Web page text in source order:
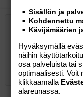
LihavoituKursivoituLista
Fontin koko
9
10
12
15
TekstiväriKirjasintyyli
Tasaus Tasaa
Keskitä
Tasaa
ParagraphNormal
LainausLisää video/
LisääInsert
Tee uudelleen
BBCode-
Poista
Kirjoita vastaus...
Sisällön ja
Kohdennettu
Kävijämäärien
Hyväksymällä
näihin
osa palveluista tai
optimaalisesti. Voit
klikkaamalla
alareunassa.